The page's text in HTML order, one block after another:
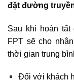
đặt đường
Sau khi hoàn
FPT sẽ cho
thời gian trung
Đối với khách